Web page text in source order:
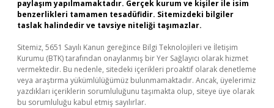
paylaşım yapılmamaktadır. Gerçek kurum ve kişiler ile isim
benzerlikleri tamamen tesadüfidir. Sitemizdeki bilgiler
taslak halindedir ve tavsiye niteliği taşımazlar.
Sitemiz, 5651 Sayılı Kanun gereğince Bilgi Teknolojileri ve İletişim
Kurumu (BTK) tarafından onaylanmış bir Yer Sağlayıcı olarak hizmet
vermektedir. Bu nedenle, sitedeki içerikleri proaktif olarak denetleme
veya araştırma yükümlülüğümüz bulunmamaktadır. Ancak, üyelerimiz
yazdıkları içeriklerin sorumluluğunu taşımakta olup, siteye üye olarak
bu sorumluluğu kabul etmiş sayılırlar.